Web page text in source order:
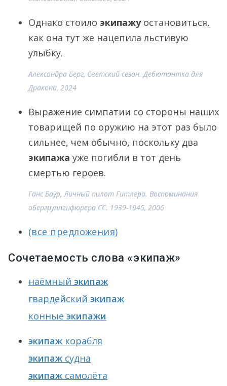
Однако стоило экипажуостановиться,
как она тут же нацепила льстивую
улыбку.
Александра Берг, Светский сезон. Дебютантка для
Дракона, 2024
Выражение симпатии со стороны наших
товарищей по оружию на этот раз было
сильнее, чем обычно, поскольку два
экипажа уже погибли в тот день
смертью героев.
Ганс Баур, Личный пилот Гитлера. Воспоминания
обергруппенфюрера СС. 1939-1945, 2006
(все предложения)
Сочетаемость слова «экипаж»
наёмный экипаж
гвардейский экипаж
конные экипажи
экипаж корабля
экипаж судна
экипаж самолёта